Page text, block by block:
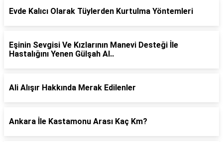
Evde Kalıcı Olarak Tüylerden Kurtulma Yöntemleri
Eşinin Sevgisi Ve Kızlarının Manevi Desteği İle
Hastalığını Yenen Gülşah Al..
Ali Alışır Hakkında Merak Edilenler
Ankara İle Kastamonu Arası Kaç Km?